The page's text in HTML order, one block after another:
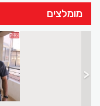
מומלצים
<